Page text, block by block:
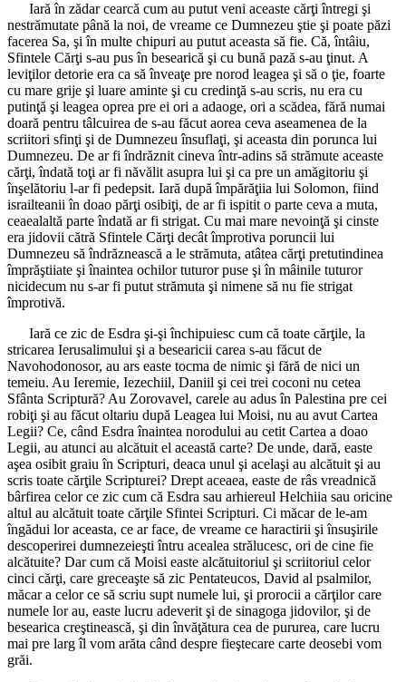
Iară în zădar cearcă cum au putut veni aceaste cărţi întregi şi
nestrămutate până la noi, de vreame ce Dumnezeu ştie şi poate păzi
facerea Sa, şi în multe chipuri au putut aceasta să fie. Că, întâiu,
Sfintele Cărţi s-au pus în besearică şi cu bună pază s-au ţinut. A
leviţilor detorie era ca să înveaţe pre norod leagea şi să o ţie, foarte
cu mare grije şi luare aminte şi cu credinţă s-au scris, nu era cu
putinţă şi leagea oprea pre ei ori a adaoge, ori a scădea, fără numai
doară pentru tâlcuirea de s-au făcut aorea ceva aseamenea de la
scriitori sfinţi şi de Dumnezeu însuflaţi, şi aceasta din porunca lui
Dumnezeu. De ar fi îndrăznit cineva într-adins să strămute aceaste
cărţi, îndată toţi ar fi năvălit asupra lui şi ca pre un amăgitoriu şi
înşelătoriu l-ar fi pedepsit. Iară după împărăţiia lui Solomon, fiind
israilteanii în doao părţi osibiţi, de ar fi ispitit o parte ceva a muta,
ceaealaltă parte îndată ar fi strigat. Cu mai mare nevoinţă şi cinste
era jidovii cătră Sfintele Cărţi decât împrotiva poruncii lui
Dumnezeu să îndrăznească a le strămuta, atâtea cărţi pretutindinea
împrăştiiate şi înaintea ochilor tuturor puse şi în mâinile tuturor
nicidecum nu s-ar fi putut strămuta şi nimene să nu fie strigat
împrotivă.
Iară ce zic de Esdra şi-şi închipuiesc cum că toate cărţile, la
stricarea Ierusalimului şi a besearicii carea s-au făcut de
Navohodonosor, au ars easte tocma de nimic şi fără de nici un
temeiu. Au Ieremie, Iezechiil, Daniil şi cei trei coconi nu cetea
Sfânta Scriptură? Au Zorovavel, carele au adus în Palestina pre cei
robiţi şi au făcut oltariu după Leagea lui Moisi, nu au avut Cartea
Legii? Ce, când Esdra înaintea norodului au cetit Cartea a doao
Legii, au atunci au alcătuit el această carte? De unde, dară, easte
aşea osibit graiu în Scripturi, deaca unul şi acelaşi au alcătuit şi au
scris toate cărţile Scripturei? Drept aceaea, easte de râs vreadnică
bârfirea celor ce zic cum că Esdra sau arhiereul Helchiia sau oricine
altul au alcătuit toate cărţile Sfintei Scripturi. Ci măcar de le-am
îngădui lor aceasta, ce ar face, de vreame ce haractirii şi însuşirile
descoperirei dumnezeieşti întru acealea strălucesc, ori de cine fie
alcătuite? Dar cum că Moisi easte alcătuitoriul şi scriitoriul celor
cinci cărţi, care greceaşte să zic Pentateucos, David al psalmilor,
măcar a celor ce să scriu supt numele lui, şi prorocii a cărţilor care
numele lor au, easte lucru adeverit şi de sinagoga jidovilor, şi de
besearica creştinească, şi din învăţătura cea de pururea, care lucru
mai pre larg îl vom arăta când despre fieştecare carte deosebi vom
grăi.